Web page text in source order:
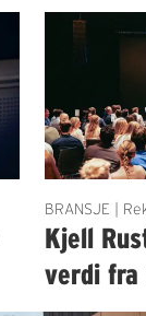
BRANSJE |
Kjell
verdi fra